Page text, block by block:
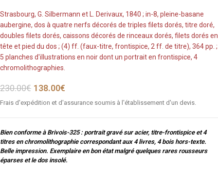
Strasbourg, G. Silbermann et L. Derivaux, 1840 ; in-8, pleine-basane
aubergine, dos à quatre nerfs décorés de triples filets dorés, titre doré,
doubles filets dorés, caissons décorés de rinceaux dorés, filets dorés en
tête et pied du dos ; (4) ff. (faux-titre, frontispice, 2 ff. de titre), 364 pp. ;
5 planches d'illustrations en noir dont un portrait en frontispice, 4
chromolithographies.
230.00€ 138.00€
Frais d'expédition et d'assurance soumis à l'établissement d'un devis.
Bien conforme à Brivois-325 : portrait gravé sur acier, titre-frontispice et 4
titres en chromolithographie correspondant aux 4 livres, 4 bois hors-texte.
Belle impression. Exemplaire en bon état malgré quelques rares rousseurs
éparses et le dos insolé.